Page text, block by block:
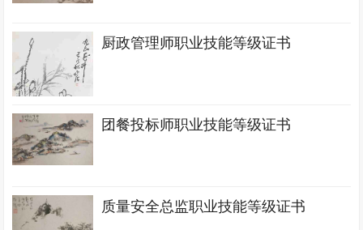
厨政管理师职业技能等级证书
团餐投标师职业技能等级证书
质量安全总监职业技能等级证书